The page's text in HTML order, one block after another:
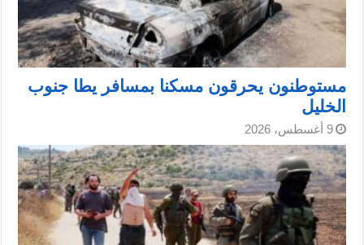
مستوطنون يحرقون مسكنا بمسافر يطا جنوب
الخليل
9 أغسطس، 2026